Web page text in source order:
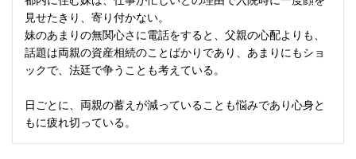
見せたきり、寄り付かない。
妹のあまりの無関心さに電話をすると、父親の心配よりも、
話題は両親の資産相続のことばかりであり、あまりにもショ
ックで、法廷で争うことも考えている。
日ごとに、両親の蓄えが減っていることも悩みであり心身と
もに疲れ切っている。